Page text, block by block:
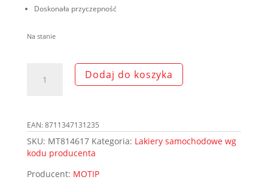
Doskonała przyczepność
Na stanie
MOTIP
NOR
200ml
spray
Dodaj do koszyka
EAN:8711347131235
SKU: MT814617 Kategoria: Lakiery samochodowe wg
kodu producenta
Producent: MOTIP